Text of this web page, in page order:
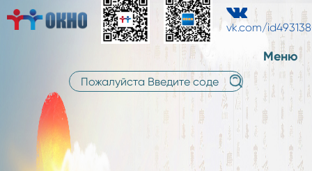
中
文
русский
中
文
vk.com/
Меню